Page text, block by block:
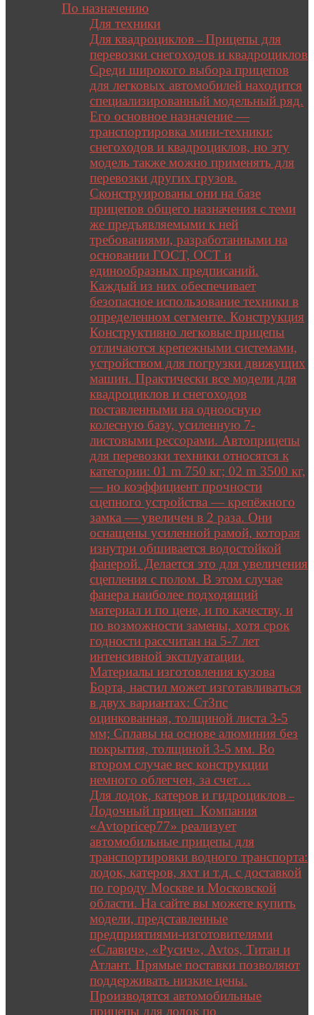
По назначению
Для техники
Для квадроциклов – Прицепы для
перевозки снегоходов и квадроциклов
Среди широкого выбора прицепов
для легковых автомобилей находится
специализированный модельный ряд.
Его основное назначение —
транспортировка мини-техники:
снегоходов и квадроциклов, но эту
модель также можно применять для
перевозки других грузов.
Сконструированы они на базе
прицепов общего назначения с теми
же предъявляемыми к ней
требованиями, разработанными на
основании ГОСТ, ОСТ и
единообразных предписаний.
Каждый из них обеспечивает
безопасное использование техники в
определенном сегменте. Конструкция
Конструктивно легковые прицепы
отличаются крепежными системами,
устройством для погрузки движущих
машин. Практически все модели для
квадроциклов и снегоходов
поставленными на одноосную
колесную базу, усиленную 7-
листовыми рессорами. Автоприцепы
для перевозки техники относятся к
категории: 01 m 750 кг; 02 m 3500 кг,
— но коэффициент прочности
сцепного устройства — крепёжного
замка — увеличен в 2 раза. Они
оснащены усиленной рамой, которая
изнутри обшивается водостойкой
фанерой. Делается это для увеличения
сцепления с полом. В этом случае
фанера наиболее подходящий
материал и по цене, и по качеству, и
по возможности замены, хотя срок
годности рассчитан на 5-7 лет
интенсивной эксплуатации.
Материалы изготовления кузова
Борта, настил может изготавливаться
в двух вариантах: Ст3пс
оцинкованная, толщиной листа 3-5
мм; Сплавы на основе алюминия без
покрытия, толщиной 3-5 мм. Во
втором случае вес конструкции
немного облегчен, за счет…
Для лодок, катеров и гидроциклов –
Лодочный прицеп Компания
«Avtopricep77» реализует
автомобильные прицепы для
транспортировки водного транспорта:
лодок, катеров, яхт и т.д. с доставкой
по городу Москве и Московской
области. На сайте вы можете купить
модели, представленные
предприятиями-изготовителями
«Славич», «Русич», Avtos, Титан и
Атлант. Прямые поставки позволяют
поддерживать низкие цены.
Производятся автомобильные
прицепы для лодок по